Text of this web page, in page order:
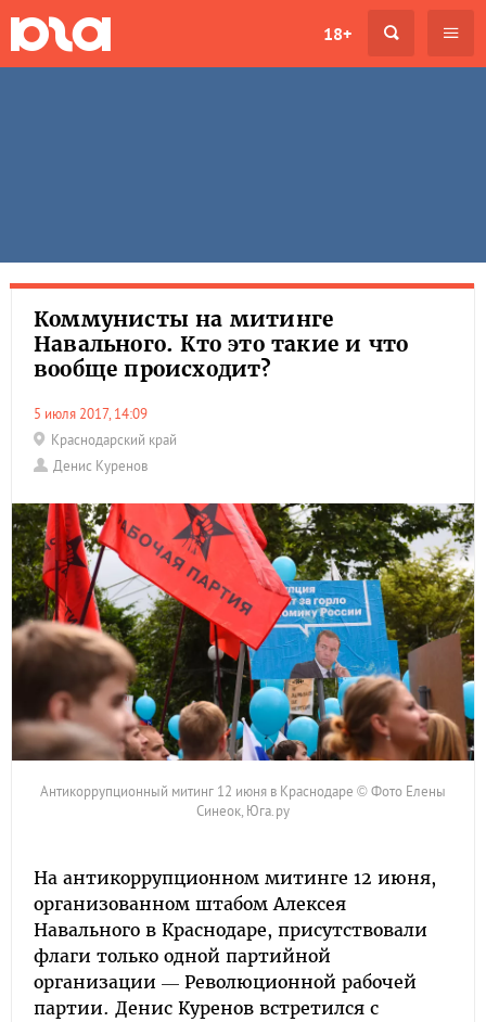
18+
Коммунисты на митинге
Навального. Кто это такие и что
вообще происходит?
5 июля 2017, 14:09
Краснодарский край
Денис Куренов
Антикоррупционный митинг 12 июня в Краснодаре © Фото Елены
Синеок, Юга.ру
На антикоррупционном митинге 12 июня,
организованном штабом Алексея
Навального в Краснодаре, присутствовали
флаги только одной партийной
организации — Революционной рабочей
партии. Денис Куренов встретился с